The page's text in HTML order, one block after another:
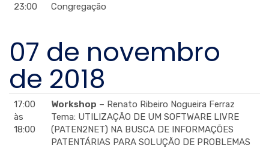
23:00
Congregação
07 de novembro
de 2018
17:00
às
18:00
Workshop – Renato Ribeiro Nogueira Ferraz
Tema: UTILIZAÇÃO DE UM SOFTWARE LIVRE
(PATEN2NET) NA BUSCA DE INFORMAÇÕES
PATENTÁRIAS PARA SOLUÇÃO DE PROBLEMAS